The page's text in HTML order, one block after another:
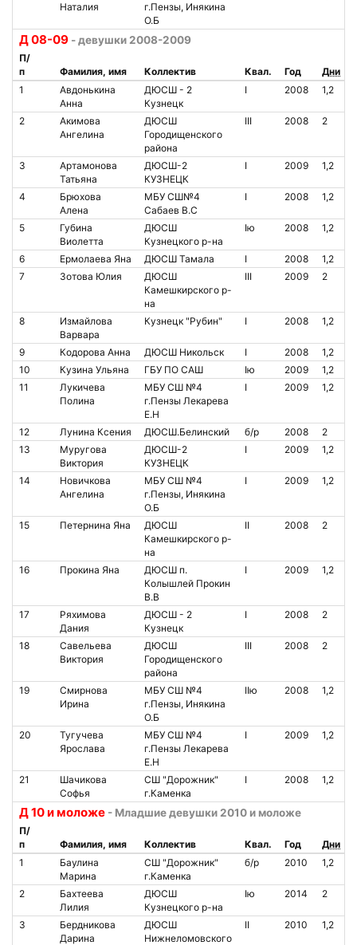
Наталия
г.Пензы, Инякина
О.Б
Д 08-09 - девушки 2008-2009
П/
п
Фамилия, имя Коллектив Квал. Год
Дни
1
Авдонькина
Анна
ДЮСШ - 2
Кузнецк
I 2008 1,2
2
Акимова
Ангелина
ДЮСШ
Городищенского
района
III 2008 2
3
Артамонова
Татьяна
ДЮСШ-2
КУЗНЕЦК
I 2009 1,2
4
Брюхова
Алена
МБУ СШ№4
Сабаев В.С
I 2008 1,2
5
Губина
Виолетта
ДЮСШ
Кузнецкого р-на
Iю 2008 1,2
6 Ермолаева Яна ДЮСШ Тамала I 2008
1,2
7
Зотова Юлия
ДЮСШ
Камешкирского р-
на
III 2009 2
8
Измайлова
Варвара
Кузнецк "Рубин" I 2008 1,2
9 Кодорова Анна ДЮСШ Никольск I 2008
1,2
10
Кузина Ульяна ГБУ ПО САШ Iю 2009
1,2
11
Лукичева
Полина
МБУ СШ №4
г.Пензы Лекарева
Е.Н
I 2009 1,2
12 Лунина Ксения ДЮСШ.Белинский б/р 2008
2
13
Муругова
Виктория
ДЮСШ-2
КУЗНЕЦК
I 2009 1,2
14
Новичкова
Ангелина
МБУ СШ №4
г.Пензы, Инякина
О.Б
I 2009 1,2
15 Петернина Яна
ДЮСШ
Камешкирского р-
на
II 2008 2
16 Прокина Яна
ДЮСШ п.
Колышлей Прокин
В.В
I 2009 1,2
17
Ряхимова
Дания
ДЮСШ - 2
Кузнецк
I 2008 2
18
Савельева
Виктория
ДЮСШ
Городищенского
района
III 2008 2
19
Смирнова
Ирина
МБУ СШ №4
г.Пензы, Инякина
О.Б
IIю 2008 1,2
20
Тугучева
Ярослава
МБУ СШ №4
г.Пензы Лекарева
Е.Н
I 2009 1,2
21
Шачикова
Софья
СШ "Дорожник"
г.Каменка
I 2008 1,2
Д 10 и моложе - Младшие девушки 2010 и моложе
П/
п
Фамилия, имя Коллектив Квал. Год
Дни
1
Баулина
Марина
СШ "Дорожник"
г.Каменка
б/р 2010 1,2
2
Бахтеева
Лилия
ДЮСШ
Кузнецкого р-на
Iю 2014 2
3
Бердникова
Дарина
ДЮСШ
Нижнеломовского
II 2010 1,2